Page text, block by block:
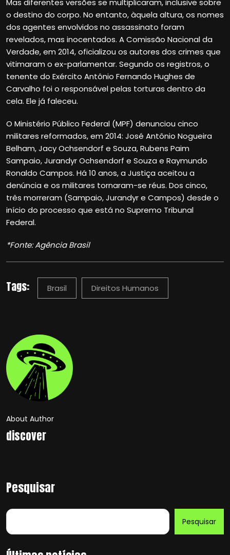
o destino do corpo. No entanto, àquela altura, os nomes
dos agentes envolvidos no assassinato foram
revelados, mas inocentados. A Comissão Nacional da
Verdade, em 2014, oficializou os autores dos crimes que
vitimaram o ex-parlamentar. Segundo os registros, o
tenente do Exército Antônio Fernando Hughes de
Carvalho foi o responsável pelas torturas dentro da
cela. Ele já faleceu.
O Ministério Público Federal (MPF) denunciou cinco
militares reformados, em 2014: José Antônio Nogueira
Belham, Jacy Ochsendorf e Souza, Rubens Paim
Sampaio, Jurandyr Ochsendorf e Souza e Raymundo
Ronaldo Campos. Há 10 anos, a Justiça aceitou a
denúncia e os militares tornaram-se réus. Dos cinco,
três morreram (Sampaio, Jurandyr e Campos) desde o
início do processo que está no Supremo Tribunal
Federal.
*Fonte: Agência Brasil
Tags: Brasil Direitos Humanos
About Author
discover
Pesquisar
Pesquisar